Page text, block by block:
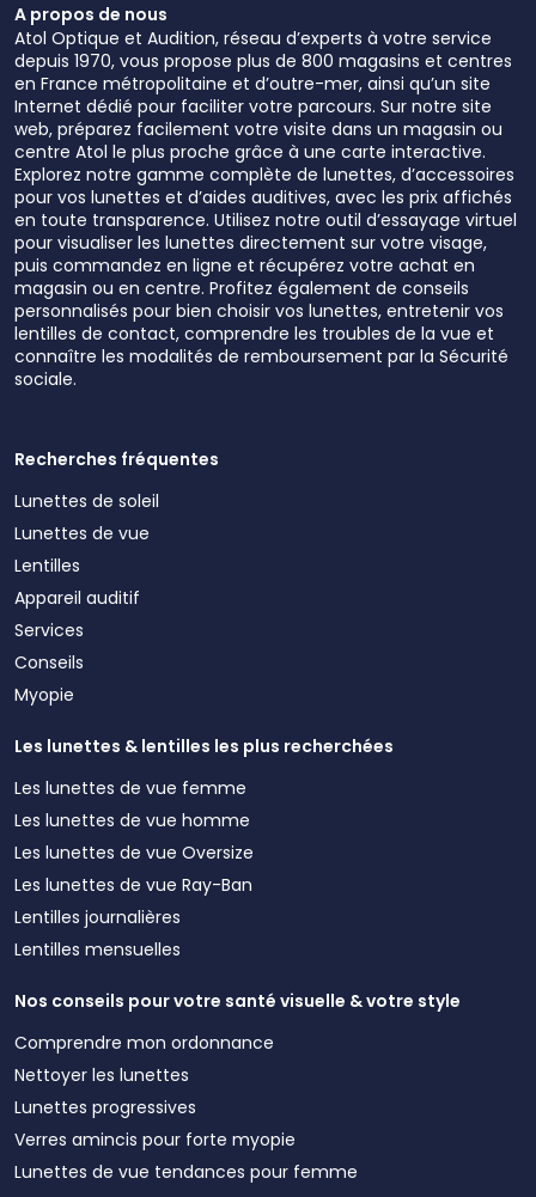
A propos de nous
Atol Optique et Audition, réseau d’experts à votre service
depuis 1970, vous propose plus de 800 magasins et centres
en France métropolitaine et d’outre-mer, ainsi qu’un site
Internet dédié pour faciliter votre parcours. Sur notre site
web, préparez facilement votre visite dans un magasin ou
centre Atol le plus proche grâce à une carte interactive.
Explorez notre gamme complète de lunettes, d’accessoires
pour vos lunettes et d’aides auditives, avec les prix affichés
en toute transparence. Utilisez notre outil d’essayage virtuel
pour visualiser les lunettes directement sur votre visage,
puis commandez en ligne et récupérez votre achat en
magasin ou en centre. Profitez également de conseils
personnalisés pour bien choisir vos lunettes, entretenir vos
lentilles de contact, comprendre les troubles de la vue et
connaître les modalités de remboursement par la Sécurité
sociale.
Recherches fréquentes
Lunettes de soleil
Lunettes de vue
Lentilles
Appareil auditif
Services
Conseils
Myopie
Les lunettes & lentilles les plus recherchées
Les lunettes de vue femme
Les lunettes de vue homme
Les lunettes de vue Oversize
Les lunettes de vue Ray-Ban
Lentilles journalières
Lentilles mensuelles
Nos conseils pour votre santé visuelle & votre style
Comprendre mon ordonnance
Nettoyer les lunettes
Lunettes progressives
Verres amincis pour forte myopie
Lunettes de vue tendances pour femme